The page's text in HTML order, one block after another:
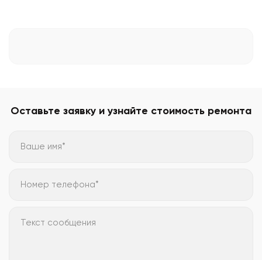
Оставьте заявку и узнайте стоимость ремонта
Ваше имя*
Номер телефона*
Текст сообщения